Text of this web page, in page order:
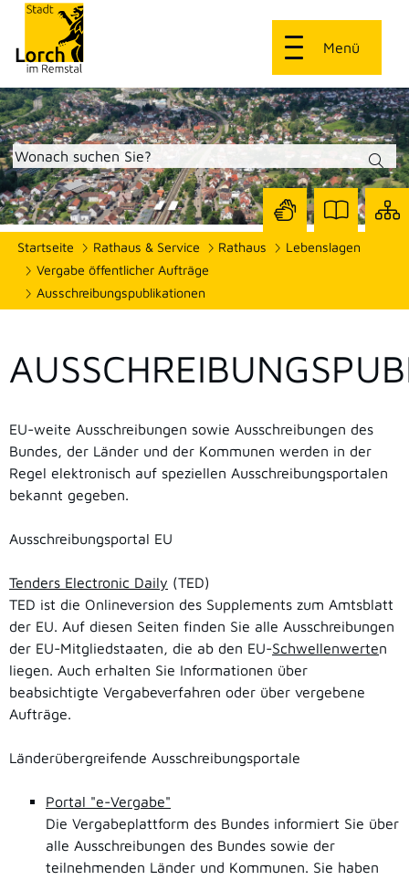
Menü
Startseite Rathaus & Service Rathaus
Lebenslagen
Vergabe öffentlicher Aufträge
Ausschreibungspublikationen
Seite
Seite
EU-weite Ausschreibungen sowie Ausschreibungen des
Bundes, der Länder und der Kommunen werden in der
Regel elektronisch auf speziellen Ausschreibungsportalen
bekannt gegeben.
Ausschreibungsportal EU
Tenders Electronic Daily (TED)
TED ist die Onlineversion des Supplements zum Amtsblatt
der EU. Auf diesen Seiten finden Sie alle Ausschreibungen
der EU-Mitgliedstaaten, die ab den EU-Schwellenwerten
liegen. Auch erhalten Sie Informationen über
beabsichtigte Vergabeverfahren oder über vergebene
Aufträge.
Länderübergreifende Ausschreibungsportale
Portal "e-Vergabe"
Die Vergabeplattform des Bundes informiert Sie über
alle Ausschreibungen des Bundes sowie der
teilnehmenden Länder und Kommunen. Sie haben